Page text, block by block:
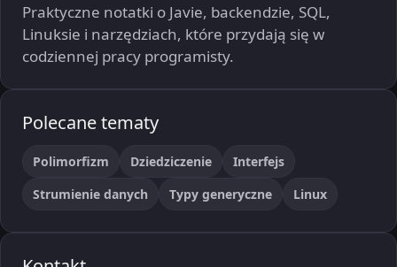
Praktyczne notatki o Javie, backendzie, SQL,
Linuksie i narzędziach, które przydają się w
codziennej pracy programisty.
Polecane tematy
Polimorfizm Dziedziczenie
Interfejs
Strumienie danych
Typy generyczne Linux